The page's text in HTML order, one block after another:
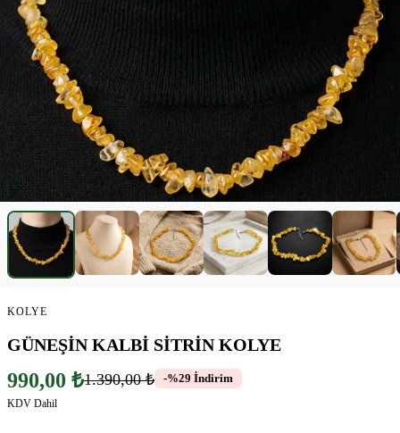
KOLYE
GÜNEŞİN KALBİ SİTRİN KOLYE
990,00 ₺1.390,00 ₺ -%29 İndirim
KDV Dahil